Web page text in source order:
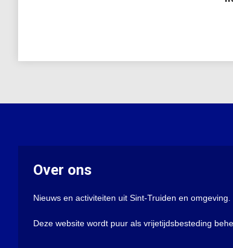
Over ons
Nieuws en activiteiten uit Sint-Truiden en omgeving.
Deze website wordt puur als vrijetijdsbesteding